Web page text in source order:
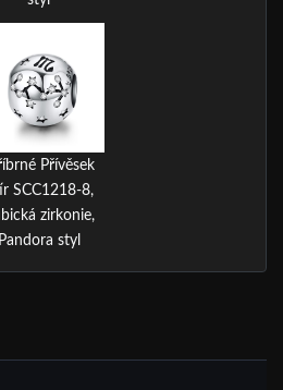
Přívěsek
SCC1218-8,
zirkonie,
Pandora styl